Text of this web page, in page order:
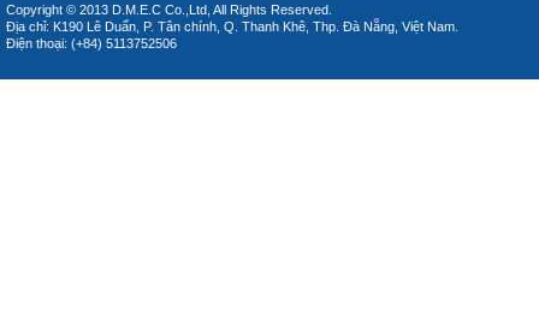
Copyright © 2013 D.M.E.C Co.,Ltd, All Rights Reserved.
Địa chỉ: K190 Lê Duẩn, P. Tân chính, Q. Thanh Khê, Thp. Đà Nẵng, Việt Nam.
Điện thoại: (+84) 5113752506